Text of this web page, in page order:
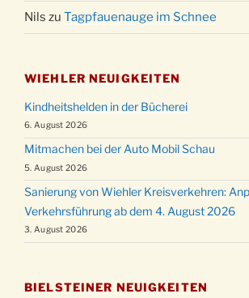
Nils zu Tagpfauenauge im Schnee
WIEHLER NEUIGKEITEN
Kindheitshelden in der Bücherei
6. August 2026
Mitmachen bei der Auto Mobil Schau
5. August 2026
Sanierung von Wiehler Kreisverkehren:
Verkehrsführung ab dem 4. August 2026
3. August 2026
BIELSTEINER NEUIGKEITEN